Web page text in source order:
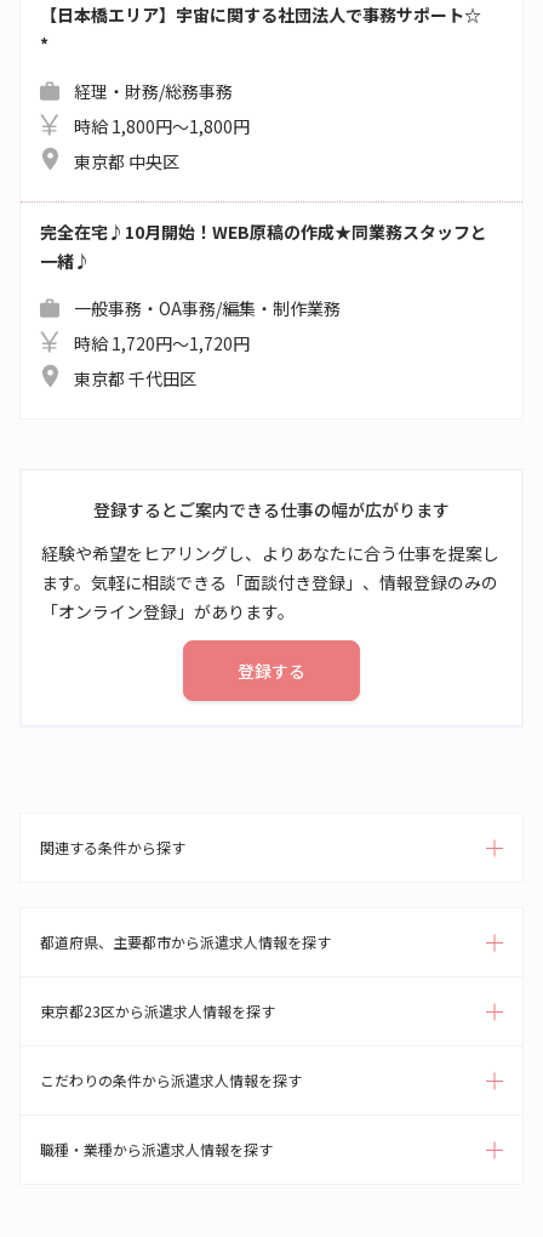
【日本橋エリア】宇宙に関する社団法人で事務サポート☆
*
経理・財務/総務事務
時給 1,800円～1,800円
東京都 中央区
完全在宅♪10月開始！WEB原稿の作成★同業務スタッフと
一緒♪
一般事務・OA事務/編集・制作業務
時給 1,720円～1,720円
東京都 千代田区
登録するとご案内できる仕事の幅が広がります
経験や希望をヒアリングし、よりあなたに合う仕事を提案し
ます。気軽に相談できる「面談付き登録」、情報登録のみの
「オンライン登録」があります。
登録する
関連する条件から探す
都道府県、主要都市から派遣求人情報を探す
東京都23区から派遣求人情報を探す
こだわりの条件から派遣求人情報を探す
職種・業種から派遣求人情報を探す